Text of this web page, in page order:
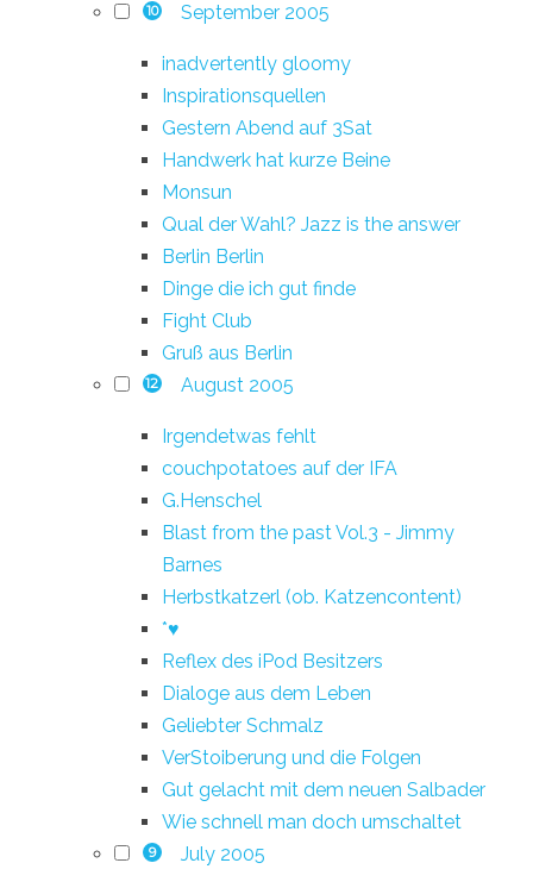
10 September 2005
inadvertently gloomy
Inspirationsquellen
Gestern Abend auf 3Sat
Handwerk hat kurze Beine
Monsun
Qual der Wahl? Jazz is the answer
Berlin Berlin
Dinge die ich gut finde
Fight Club
Gruß aus Berlin
12 August 2005
Irgendetwas fehlt
couchpotatoes auf der IFA
G.Henschel
Blast from the past Vol.3 - Jimmy
Barnes
Herbstkatzerl (ob. Katzencontent)
*♥
Reflex des iPod Besitzers
Dialoge aus dem Leben
Geliebter Schmalz
VerStoiberung und die Folgen
Gut gelacht mit dem neuen Salbader
Wie schnell man doch umschaltet
9 July 2005